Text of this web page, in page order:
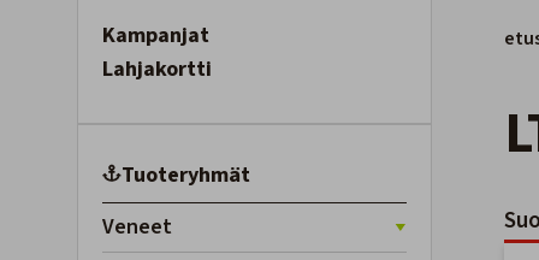
Kampanjat
Lahjakortti
Tuoteryhmät
Veneet